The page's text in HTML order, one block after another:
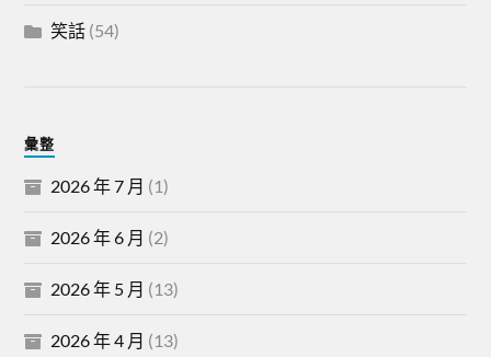
笑話 (54)
彙整
2026 年 7 月 (1)
2026 年 6 月 (2)
2026 年 5 月 (13)
2026 年 4 月 (13)